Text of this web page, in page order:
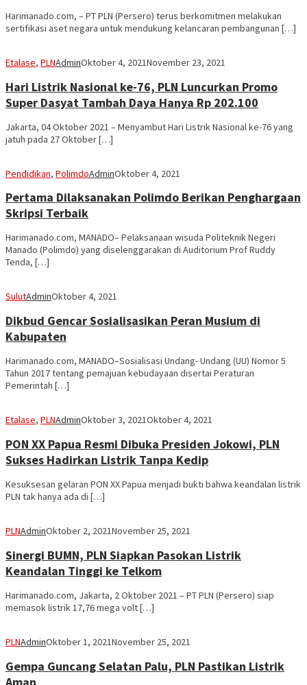
Harimanado.com, – PT PLN (Persero) terus berkomitmen melakukan
sertifikasi aset negara untuk mendukung kelancaran pembangunan […]
Etalase, PLNAdminOktober 4, 2021November 23, 2021
Hari Listrik Nasional ke-76, PLN Luncurkan Promo
Super Dasyat Tambah Daya Hanya Rp 202.100
Jakarta, 04 Oktober 2021 – Menyambut Hari Listrik Nasional ke-76 yang
jatuh pada 27 Oktober […]
Pendidikan, PolimdoAdminOktober 4, 2021
Pertama Dilaksanakan Polimdo Berikan Penghargaan
Skripsi Terbaik
Harimanado.com, MANADO– Pelaksanaan wisuda Politeknik Negeri
Manado (Polimdo) yang diselenggarakan di Auditorium Prof Ruddy
Tenda, […]
SulutAdminOktober 4, 2021
Dikbud Gencar Sosialisasikan Peran Musium di
Kabupaten
Harimanado.com, MANADO–Sosialisasi Undang- Undang (UU) Nomor 5
Tahun 2017 tentang pemajuan kebudayaan disertai Peraturan
Pemerintah […]
Etalase, PLNAdminOktober 3, 2021Oktober 4, 2021
PON XX Papua Resmi Dibuka Presiden Jokowi, PLN
Sukses Hadirkan Listrik Tanpa Kedip
Kesuksesan gelaran PON XX Papua menjadi bukti bahwa keandalan listrik
PLN tak hanya ada di […]
PLNAdminOktober 2, 2021November 25, 2021
Sinergi BUMN, PLN Siapkan Pasokan Listrik
Keandalan Tinggi ke Telkom
Harimanado.com, Jakarta, 2 Oktober 2021 – PT PLN (Persero) siap
memasok listrik 17,76 mega volt […]
PLNAdminOktober 1, 2021November 25, 2021
Gempa Guncang Selatan Palu, PLN Pastikan Listrik